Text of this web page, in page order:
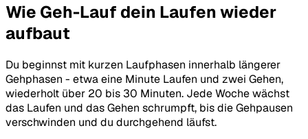
Wie Geh-Lauf dein Laufen wieder
aufbaut
Du beginnst mit kurzen Laufphasen innerhalb längerer
Gehphasen - etwa eine Minute Laufen und zwei Gehen,
wiederholt über 20 bis 30 Minuten. Jede Woche wächst
das Laufen und das Gehen schrumpft, bis die Gehpausen
verschwinden und du durchgehend läufst.